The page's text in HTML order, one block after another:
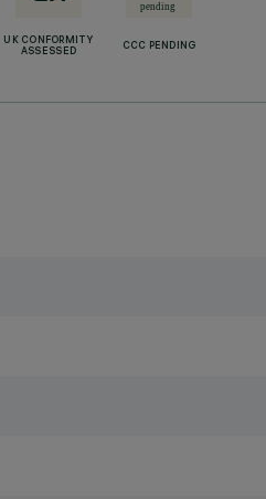
UK CONFORMITY
ASSESSED
CCC PENDING